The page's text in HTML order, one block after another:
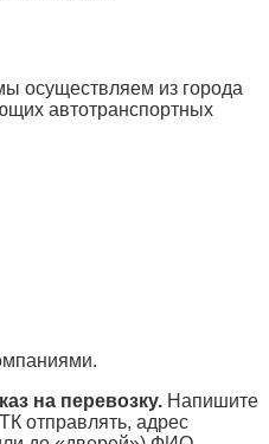
осуществляем из города
автотранспортных
на перевозку. Напишите
отправлять, адрес